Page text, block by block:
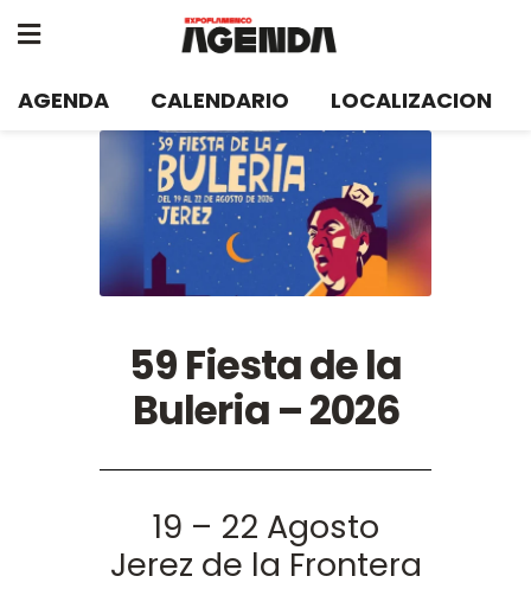
AGENDA CALENDARIO LOCALIZACION
59 Fiesta de la
Buleria – 2026
19 – 22 Agosto
Jerez de la Frontera